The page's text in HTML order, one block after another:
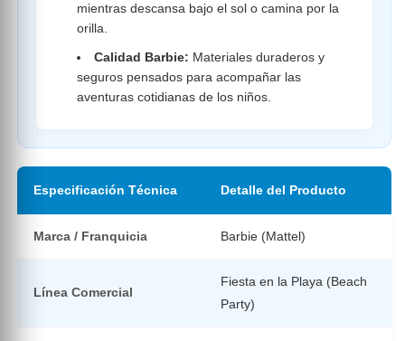
mientras descansa bajo el sol o camina por la
orilla.
Calidad Barbie: Materiales duraderos y
seguros pensados para acompañar las
aventuras cotidianas de los niños.
Especificación Técnica Detalle del Producto
Marca / Franquicia Barbie (Mattel)
Línea Comercial
Fiesta en la Playa (Beach
Party)